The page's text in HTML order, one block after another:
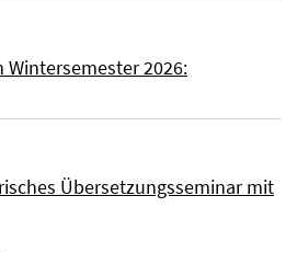
2026:
Übersetzungsseminar mit